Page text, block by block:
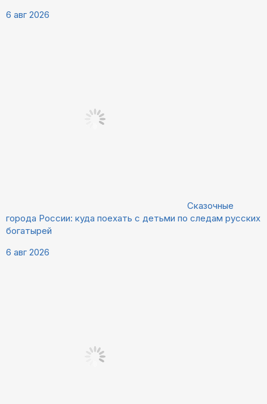
6 авг 2026
Сказочные
города России: куда поехать с детьми по следам русских
богатырей
6 авг 2026